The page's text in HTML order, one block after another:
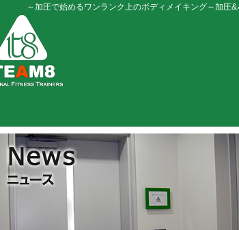
～加圧で始めるワンランク上のボディメイキング～加圧